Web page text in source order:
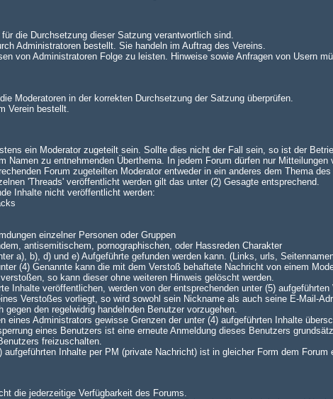
die Durchsetzung dieser Satzung verantwortlich sind.
Administratoren bestellt. Sie handeln im Auftrag des Vereins.
von Administratoren Folge zu leisten. Hinweise sowie Anfragen von Usern
Moderatoren in der korrekten Durchsetzung der Satzung überprüfen.
Verein bestellt.
ein Moderator zugeteilt sein. Sollte dies nicht der Fall sein, so ist der
Namen zu entnehmenden Überthema. In jedem Forum dürfen nur
Forum zugeteilten Moderator entweder in ein anderes dem Thema
'Threads' veröffentlicht werden gilt das unter (2) Gesagte entsprechend.
Inhalte nicht veröffentlicht werden:
einzelner Personen oder Gruppen
antisemitischem, pornographischen, oder Hassreden Charakter
a), b), d) und e) Aufgeführte gefunden werden kann. (Links, urls,
(4) Genannte kann die mit dem Verstoß behaftete Nachricht von einem
so kann dieser ohne weiteren Hinweis gelöscht werden.
Inhalte veröffentlichen, werden von der entsprechenden unter (5)
Verstoßes vorliegt, so wird sowohl sein Nickname als auch seine E-Mail-
den regelwidrig handelnden Benutzer vorzugehen.
eines Administrators gewisse Grenzen der unter (4) aufgeführten Inhalte
eines Benutzers ist eine erneute Anmeldung dieses Benutzers
freizuschalten.
aufgeführten Inhalte per PM (private Nachricht) ist in gleicher Form dem Forum
die jederzeitige Verfügbarkeit des Forums.